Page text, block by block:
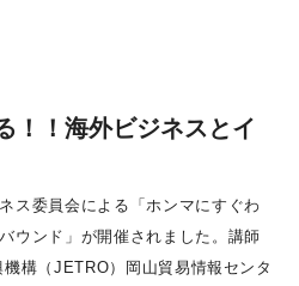
！！海外ビジネスとイ
ス委員会による「ホンマにすぐわ
ウンド」が開催されました。講師
構（JETRO）岡山貿易情報センタ